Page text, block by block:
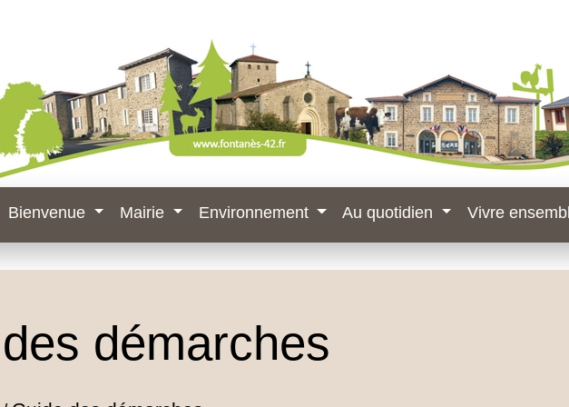
Bienvenue Mairie Environnement Au quotidien Vivre
démarches